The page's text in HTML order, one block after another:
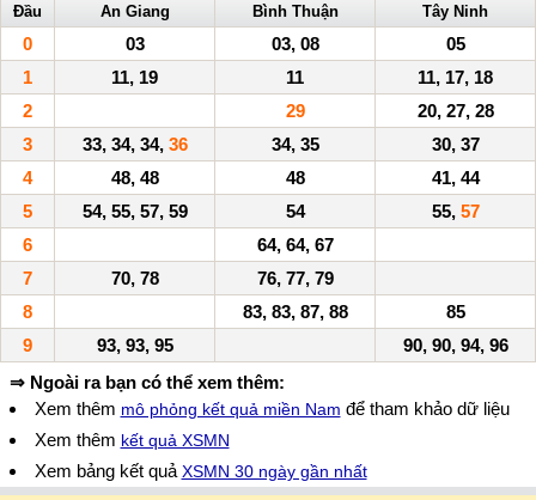
Đầu An Giang Bình Thuận Tây Ninh
0 03 03, 08
05
1
11, 19 11
11, 17, 18
2
29
20, 27, 28
3
33, 34, 34, 36 34, 35
30, 37
4
48, 48 48
41, 44
5
54, 55, 57, 59 54 55, 57
6
64, 64, 67
7
70, 78
76, 77, 79
8
83, 83, 87, 88
85
9
93, 93, 95
90, 90, 94, 96
⇒ Ngoài ra bạn có thể xem thêm:
Xem thêm mô phỏng kết quả miền Nam để tham khảo dữ liệu
Xem thêm kết quả XSMN
Xem bảng kết quả XSMN 30 ngày gần nhất